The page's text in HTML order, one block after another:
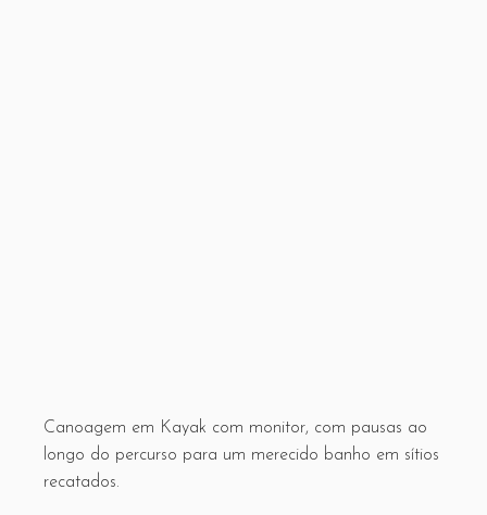
Canoagem em Kayak com monitor, com pausas ao
longo do percurso para um merecido banho em sítios
recatados.